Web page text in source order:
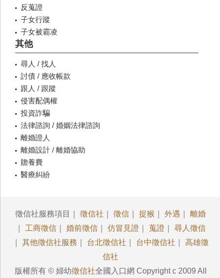
反蒐證
子女行蹤
子女被霸凌
其他
尋人 / 找人
討債 / 應收帳款
跟人 / 跟蹤
侵害配偶權
投資詐騙
法律諮詢 / 婚姻法律諮詢
離婚證人
離婚設計 / 離婚協助
贍養費
醫療糾紛
徵信社服務項目｜ 徵信社 徵信 捉猴 外遇
離婚
工商徵信 婚前徵信 仿冒見證 蒐證
尋人徵信
其他徵信社服務 台北徵信社 台中徵信社
高雄徵
信社
版權所有 © 婦幼徵信社全國入口網 Copyright c 2009 All